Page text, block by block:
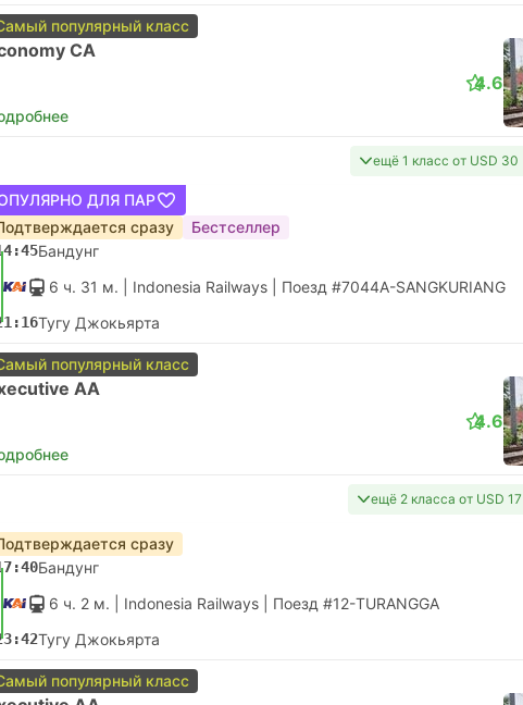
популярный класс
CA
4.6
ещё 1 класс от USD 30
ДЛЯ ПАР
сразу
Бестселлер
Бандунг
6 ч. 31 м. | Indonesia Railways Поезд #7044A-SANGKURIANG
Тугу Джокьярта
популярный класс
AA
4.6
ещё 2 класса от USD 17
сразу
Бандунг
6 ч. 2 м. | Indonesia Railways Поезд #12-TURANGGA
Тугу Джокьярта
популярный класс